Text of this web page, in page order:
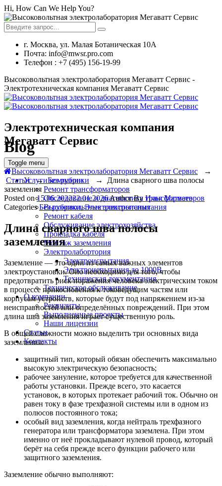
Hi, How Can We Help You?
г. Москва, ул. Малая Ботаническая 10А
Почта: info@mwsr.pro.com
Телефон : +7 (495) 156-19-99
Высоковольтная электролаборатория Мегаватт Сервис -
Электротехническая компания Мегаватт Сервис
Электротехническая компания
Мегаватт Сервис
Toggle menu
Услуги компании
Ремонт трансформаторов
Обследование и диагностика трансформаторов
Высоковольтные электроиспытания
Ремонт кабеля
Обслуживание электрохозяйства
Прокладка кабеля
Монтаж заземления
Электролабортория
Электроиспытания
Электроиспытания до 1000В
Техническая документация
Техническое обслуживание
О компании
Реквизиты
Выполненные проекты
Наши лицензии
Статьи
Контакты
Blog
Высоковольтная электролаборатория Мегаватт Сервис
→
Статьи→Без рубрики → Длина сварного шва полосы
заземления
Posted on15.06.202222.01.2026AuthorBy Илья Матвеев
CategoriesБез рубрики,Электроиспытания
Длина сварного шва полосы
заземления
Заземление — это один из самых важных элементов
электроустановки. Оно необходимо для того, чтобы
предотвратить риск поражения человека электрическим током
в процессе прикосновения к токоведущим частям или
корпусам устройств, которые будут под напряжением из-за
неисправностей или определённых повреждений. При этом
длина шва заземления играет существенную роль.
В общей сложности можно выделить три основных вида
заземления:
защитный тип, который обязан обеспечить максимально
высокую электрическую безопасность;
рабочее зануление, которое требуется для качественной
работы установки. Прежде всего, это касается
установок, в которых протекает рабочий ток. Обычно он
равен току в фазе трехфазной системы или в одном из
полюсов постоянного тока;
особый вид заземления, когда нейтраль трехфазного
генератора или трансформатора заземлена. При этом
именно от неё прокладывают нулевой провод, который
берёт на себя прежде всего функции рабочего или
защитного заземления.
Заземление обычно выполняют: